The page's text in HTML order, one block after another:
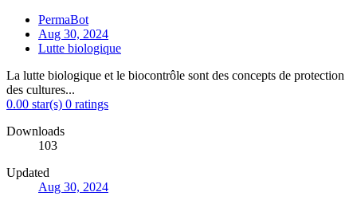
PermaBot
Aug 30, 2024
Lutte biologique
La lutte biologique et le biocontrôle sont des concepts de protection
des cultures...
0.00 star(s) 0 ratings
Downloads
103
Updated
Aug 30, 2024